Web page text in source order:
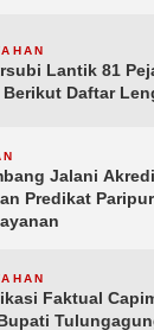
Lantik 81
Daftar
Jalani
Predikat
Faktual